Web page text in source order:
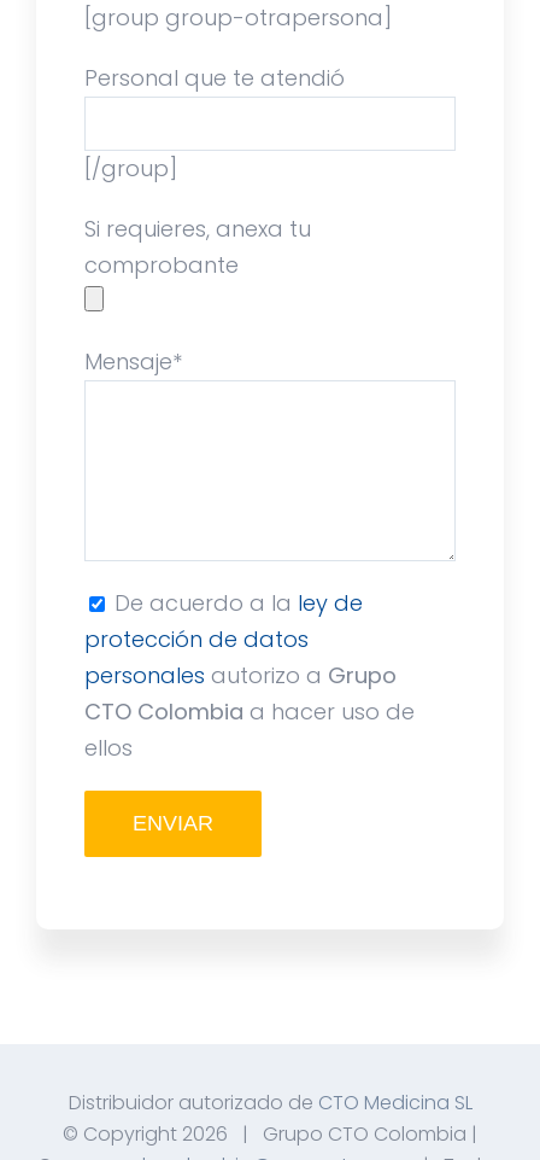
[group group-otrapersona]
Personal que te atendió
[/group]
Si requieres, anexa tu
comprobante
Mensaje*
De acuerdo a la ley de
protección de datos
personales autorizo a Grupo
CTO Colombia a hacer uso de
ellos
Distribuidor autorizado de CTO Medicina SL
© Copyright 2026 | Grupo CTO Colombia |